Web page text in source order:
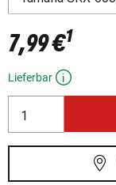
7,99 €1
Lieferbar